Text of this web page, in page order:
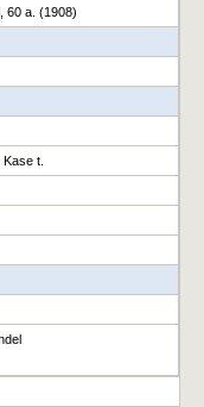
60 a. (1908)
t.